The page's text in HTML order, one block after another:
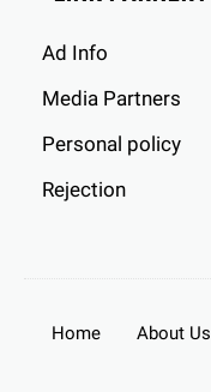
Ad Info
Media Partners
Personal policy
Rejection
Home About Us